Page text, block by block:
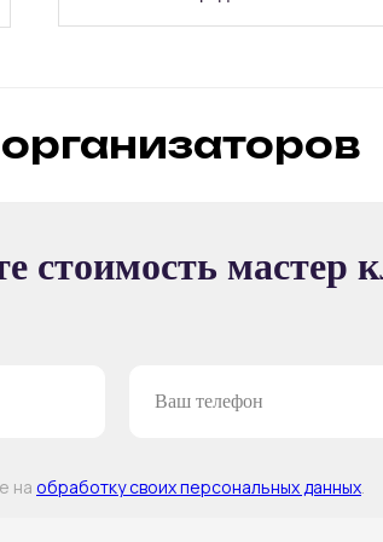
стоимость мастер
на обработку своих персональных данных.
КЛАССА